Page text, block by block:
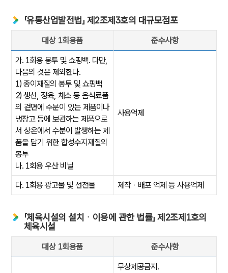
「유통산업발전법」 제2조제3호의 대규모점포
「유통산업발전법」 제2조제3호의 대규모점포 : 대상 1회용품, 준수사항
대상 1회용품 준수사항
가. 1회용 봉투 및 쇼핑백. 다만,
다음의 것은 제외한다.
1) 종이재질의 봉투 및 쇼핑백
2) 생선, 정육, 채소 등 음식료품
의 겉면에 수분이 있는 제품이나
냉장고 등에 보관하는 제품으로
서 상온에서 수분이 발생하는 제
품을 담기 위한 합성수지재질의
봉투
나. 1회용 우산 비닐
사용억제
다. 1회용 광고물 및 선전물 제작ᆞ배포 억제 등 사용억제
「체육시설의 설치ᆞ이용에 관한 법률」 제2조제1호의
체육시설
「체육시설의 설치ᆞ이용에 관한 법률」 제2조제1호의 체육시설 : 대상
대상 1회용품 준수사항
무상제공금지.